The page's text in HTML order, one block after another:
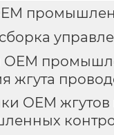
OEM
жгута
OEM